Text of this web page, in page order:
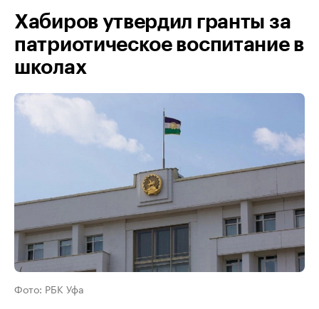
Хабиров утвердил гранты за
патриотическое воспитание в
школах
Фото: РБК Уфа